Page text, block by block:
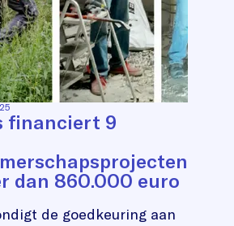
financiert 9
dan 860.000 euro
de goedkeuring aan